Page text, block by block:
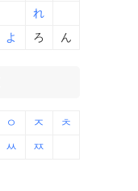
れ
よ ろ ん
ㅇ ㅈ
ㅊ
ㅆ ㅉ